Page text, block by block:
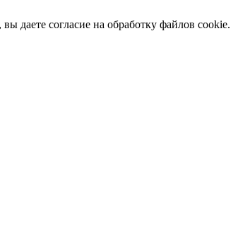
даете согласие на обработку файлов cookie.